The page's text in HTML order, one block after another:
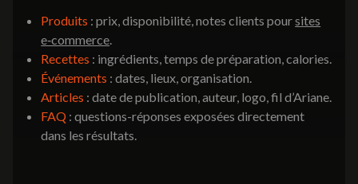
Produits : prix, disponibilité, notes clients poursites
e‑commerce.
Recettes : ingrédients, temps de préparation, calories.
Événements : dates, lieux, organisation.
Articles : date de publication, auteur, logo, fil d’Ariane.
FAQ : questions-réponses exposées directement
dans les résultats.